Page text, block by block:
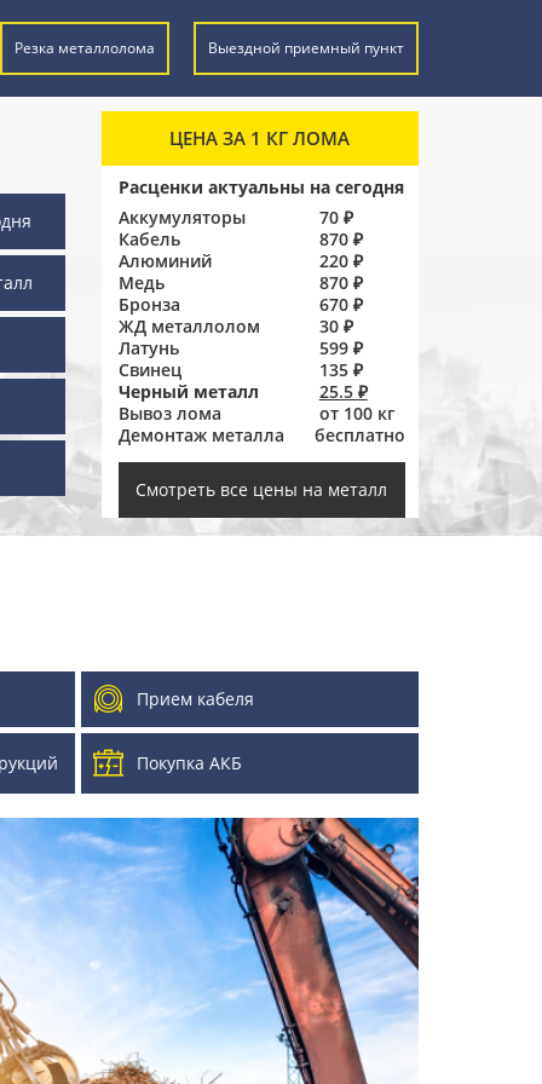
Резка металлолома Выездной приемный пункт
ЦЕНА ЗА 1 КГ ЛОМА
Расценки актуальны на сегодня
Аккумуляторы
70 ₽
Кабель
870 ₽
Алюминий
220 ₽
Медь
870 ₽
Бронза
670 ₽
ЖД металлолом
30 ₽
Латунь
599 ₽
Свинец
135 ₽
Черный металл
25.5 ₽
Вывоз лома
от 100 кг
Демонтаж металла
бесплатно
Смотреть все цены на металл
Прием кабеля
Покупка АКБ